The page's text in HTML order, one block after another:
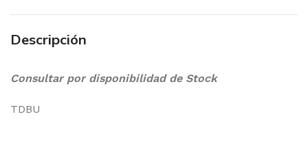
Descripción
Consultar por disponibilidad de Stock
TDBU